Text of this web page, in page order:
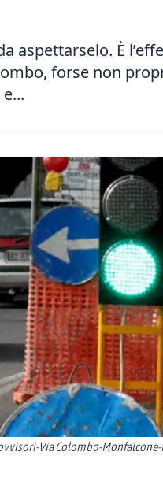
aspettarselo. È
forse non
Via Colombo-